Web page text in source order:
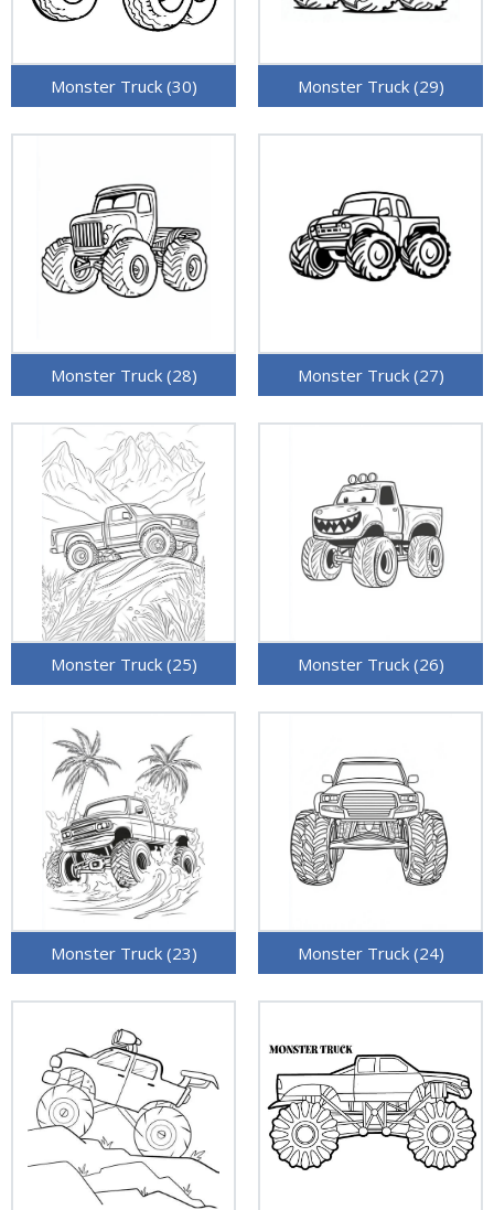
Monster Truck (30) Monster Truck (29)
Monster Truck (28) Monster Truck (27)
Monster Truck (25) Monster Truck (26)
Monster Truck (23) Monster Truck (24)